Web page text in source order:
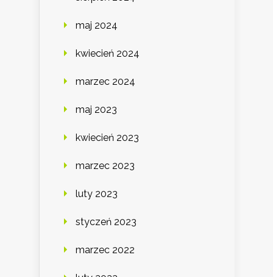
maj 2024
kwiecień 2024
marzec 2024
maj 2023
kwiecień 2023
marzec 2023
luty 2023
styczeń 2023
marzec 2022